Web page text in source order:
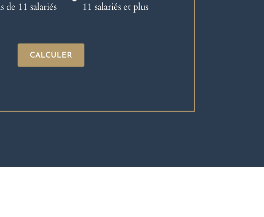
de 11 salariés 11 salariés et plus